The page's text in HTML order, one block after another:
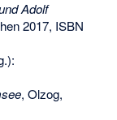
Adolf
2017, ISBN
, Olzog,